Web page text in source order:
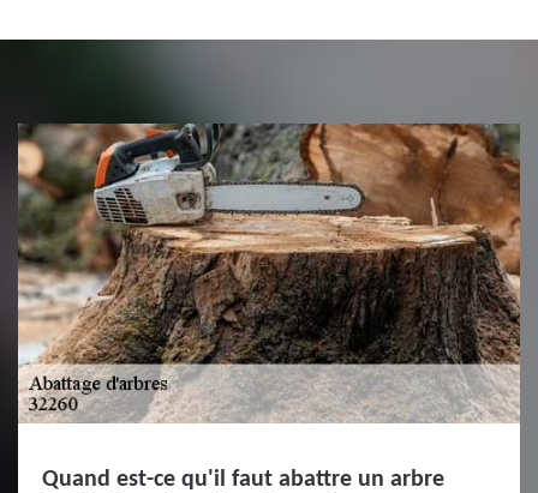
Quand est-ce qu'il faut abattre un arbre